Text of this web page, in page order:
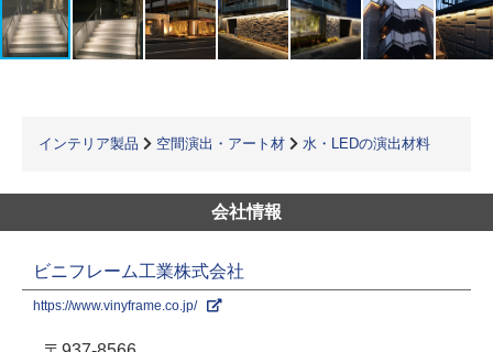
インテリア製品 空間演出・アート材 水・LEDの演出材料
会社情報
ビニフレーム工業株式会社
https://www.vinyframe.co.jp/